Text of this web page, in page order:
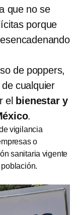
que no se
porque
de poppers,
cualquier
el bienestar y
.
vigilancia
o
sanitaria vigente